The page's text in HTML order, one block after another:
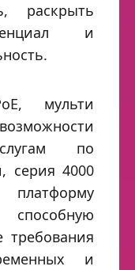
раскрыть
и
мульти
по
серия 4000
требования
и